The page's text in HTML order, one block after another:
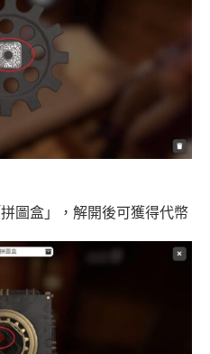
圖盒」，解開後可獲得代幣